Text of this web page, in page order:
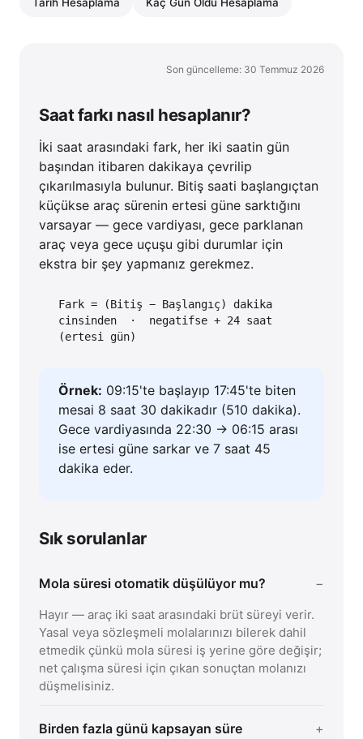
Son güncelleme: 30 Temmuz 2026
Saat farkı nasıl hesaplanır?
İki saat arasındaki fark, her iki saatin gün
başından itibaren dakikaya çevrilip
çıkarılmasıyla bulunur. Bitiş saati başlangıçtan
küçükse araç sürenin ertesi güne sarktığını
varsayar — gece vardiyası, gece parklanan
araç veya gece uçuşu gibi durumlar için
ekstra bir şey yapmanız gerekmez.
Fark = (Bitiş − Başlangıç) dakika
cinsinden · negatifse + 24 saat
(ertesi gün)
Örnek: 09:15'te başlayıp 17:45'te biten
mesai 8 saat 30 dakikadır (510 dakika).
Gece vardiyasında 22:30 → 06:15 arası
ise ertesi güne sarkar ve 7 saat 45
dakika eder.
Sık sorulanlar
Mola süresi otomatik düşülüyor mu?
Hayır — araç iki saat arasındaki brüt süreyi verir.
Yasal veya sözleşmeli molalarınızı bilerek dahil
etmedik çünkü mola süresi iş yerine göre değişir;
net çalışma süresi için çıkan sonuçtan molanızı
düşmelisiniz.
Birden fazla günü kapsayan süre